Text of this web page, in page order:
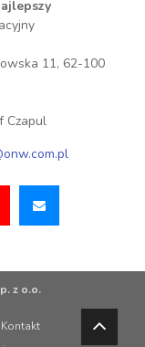
11, 62-100
Czapul
z o.o.
Kontakt